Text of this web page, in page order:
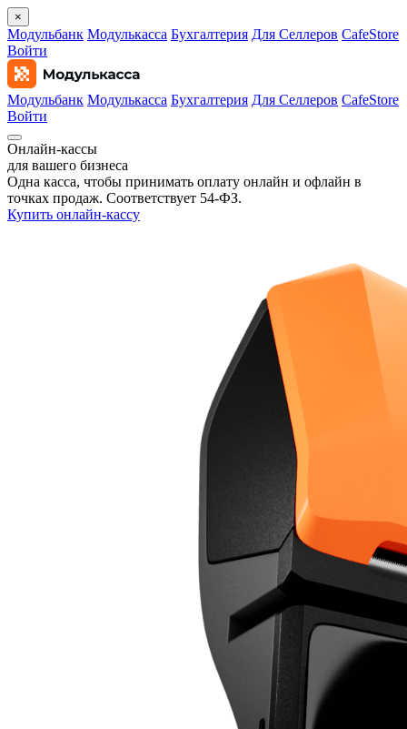
×
Модульбанк Модулькасса Бухгалтерия Для Селлеров CafeStore
Войти
Модульбанк Модулькасса Бухгалтерия Для Селлеров CafeStore
Войти
Онлайн‑кассы
для вашего бизнеса
Одна касса, чтобы принимать оплату онлайн и офлайн в
точках продаж. Соответствует 54‑ФЗ.
Купить онлайн-кассу